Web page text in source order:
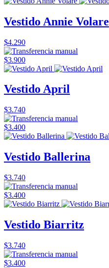
Vestido Annie Volare
$4.290
$3.900
Vestido April
$3.740
$3.400
Vestido Ballerina
$3.740
$3.400
Vestido Biarritz
$3.740
$3.400